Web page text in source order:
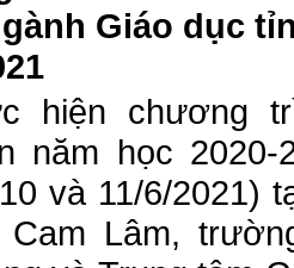
Giáo dục
hiện chương
năm học
và 11/6/2021)
Lâm,